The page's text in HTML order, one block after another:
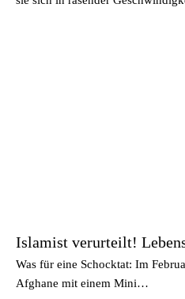
Islamist verurteilt!
Was für eine Schocktat: Im
Afghane mit einem Mini…